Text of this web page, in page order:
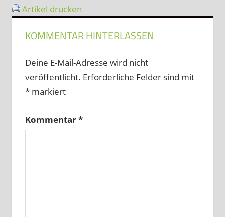
Artikel drucken
KOMMENTAR HINTERLASSEN
Deine E-Mail-Adresse wird nicht
veröffentlicht. Erforderliche Felder sind mit
*markiert
Kommentar*